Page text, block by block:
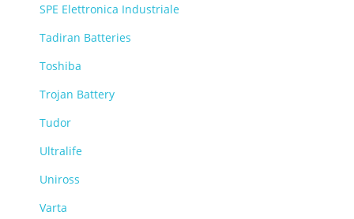
SPE Elettronica Industriale
Tadiran Batteries
Toshiba
Trojan Battery
Tudor
Ultralife
Uniross
Varta